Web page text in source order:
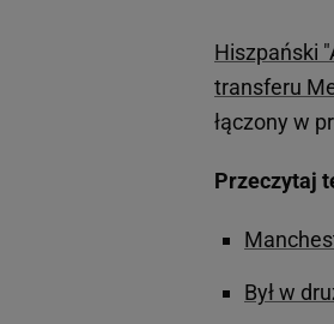
Hiszpański
transferu
łączony w
Przeczytaj
Był w